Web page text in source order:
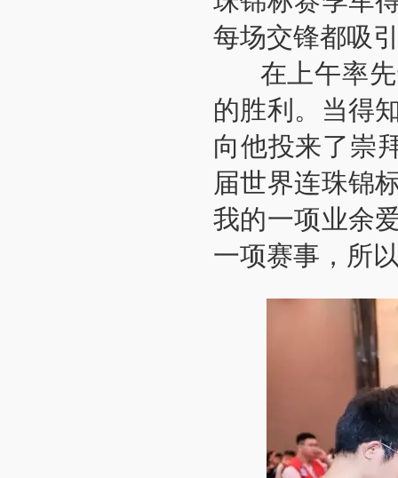
每场交锋都吸
在上午率先
的胜利。当得
向他投来了崇
届世界连珠锦
我的一项业余
一项赛事，所